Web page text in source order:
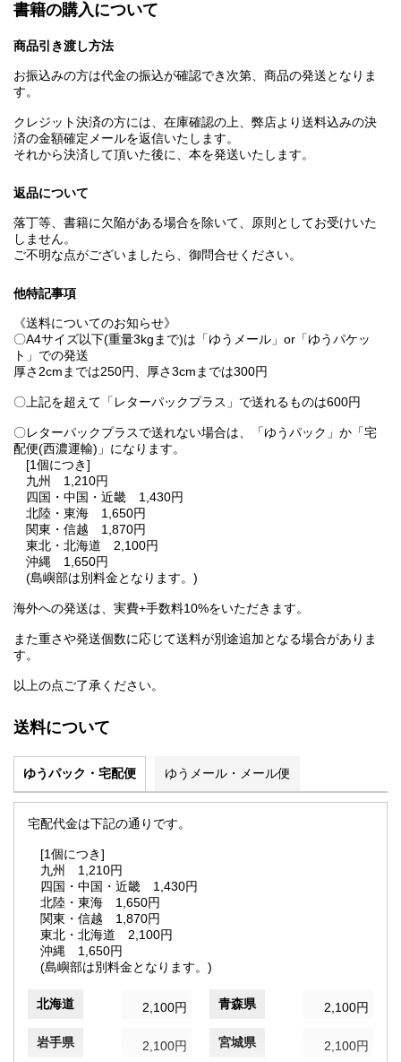
書籍の購入について
商品引き渡し方法
お振込みの方は代金の振込が確認でき次第、商品の発送となりま
す。
クレジット決済の方には、在庫確認の上、弊店より送料込みの決
済の金額確定メールを返信いたします。
それから決済して頂いた後に、本を発送いたします。
返品について
落丁等、書籍に欠陥がある場合を除いて、原則としてお受けいた
しません。
ご不明な点がございましたら、御問合せください。
他特記事項
《送料についてのお知らせ》
〇A4サイズ以下(重量3kgまで)は「ゆうメール」or「ゆうパケッ
ト」での発送
厚さ2cmまでは250円、厚さ3cmまでは300円
〇上記を超えて「レターパックプラス」で送れるものは600円
〇レターパックプラスで送れない場合は、「ゆうパック」か「宅
配便(西濃運輸)」になります。
[1個につき]
九州 1,210円
四国・中国・近畿 1,430円
北陸・東海 1,650円
関東・信越 1,870円
東北・北海道 2,100円
沖縄 1,650円
(島嶼部は別料金となります。)
海外への発送は、実費+手数料10%をいただきます。
また重さや発送個数に応じて送料が別途追加となる場合がありま
す。
以上の点ご了承ください。
送料について
ゆうパック・宅配便 ゆうメール・メール便
宅配代金は下記の通りです。
[1個につき]
九州 1,210円
四国・中国・近畿 1,430円
北陸・東海 1,650円
関東・信越 1,870円
東北・北海道 2,100円
沖縄 1,650円
(島嶼部は別料金となります。)
北海道 2,100円 青森県 2,100円
岩手県 2,100円 宮城県 2,100円